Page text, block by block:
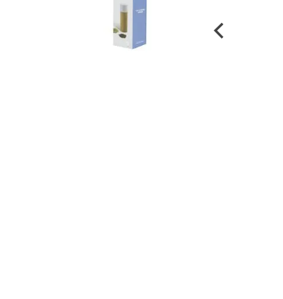
lácteos y refrigerados